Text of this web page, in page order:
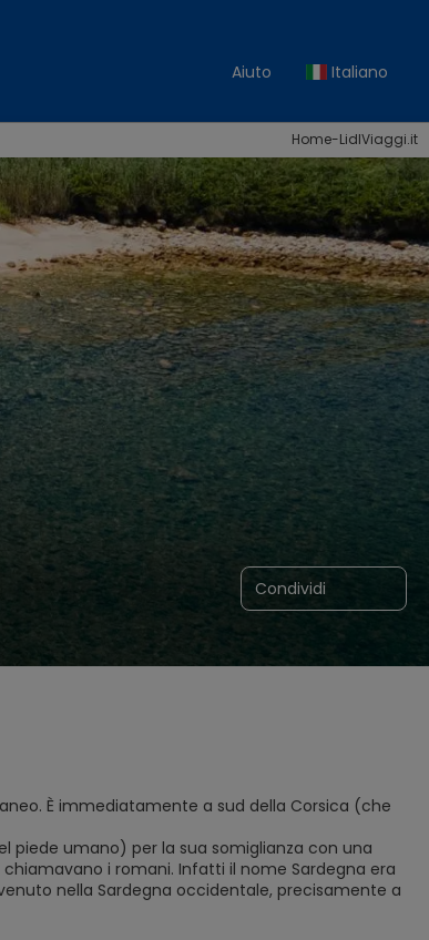
Aiuto Italiano
Home-LidlViaggi.it
Condividi
È immediatamente a sud della Corsica (che
piede umano) per la sua somiglianza con una
i romani. Infatti il nome Sardegna era
nella Sardegna occidentale, precisamente a